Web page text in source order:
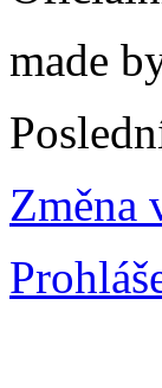
made
Změna